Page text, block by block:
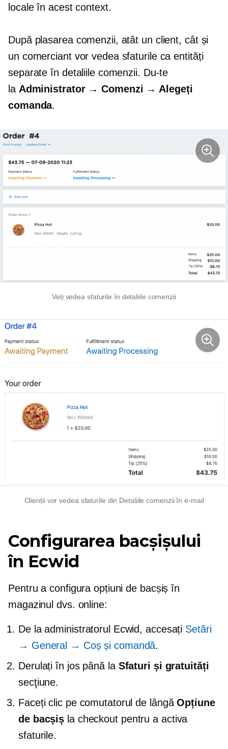
locale în acest context.
După plasarea comenzii, atât un client, cât și
un comerciant vor vedea sfaturile ca entități
separate în detaliile comenzii. Du-te
la Administrator → Comenzi → Alegeți
comanda.
Veți vedea sfaturile în detaliile comenzii
Clienții vor vedea sfaturile din Detaliile comenzii în e-mail
Configurarea bacșișului
în Ecwid
Pentru a configura opțiuni de bacșiș în
magazinul dvs. online:
De la administratorul Ecwid, accesați Setări
→ General → Coș și comandă.
Derulați în jos până la Sfaturi și gratuități
secţiune.
Faceți clic pe comutatorul de lângăOpțiune
de bacșiș la checkout pentru a activa
sfaturile.